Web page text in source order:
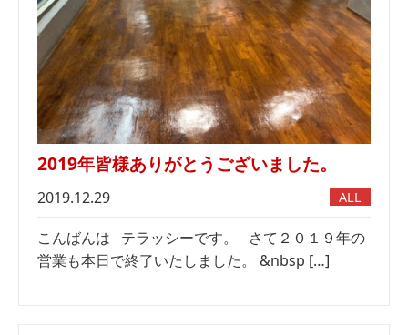
2019年皆様ありがとうございました。
2019.12.29 ALL
こんばんは テラッシーです。 さて２０１９年の
営業も本日で終了いたしました。 &nbsp […]